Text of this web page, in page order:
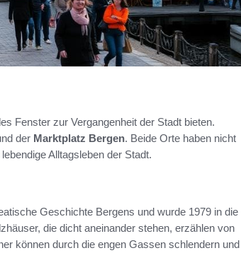
Fenster zur Vergangenheit der Stadt bieten.
der Marktplatz Bergen. Beide Orte haben nicht
Alltagsleben der Stadt.
Geschichte Bergens und wurde 1979 in die
die dicht aneinander stehen, erzählen von
können durch die engen Gassen schlendern und